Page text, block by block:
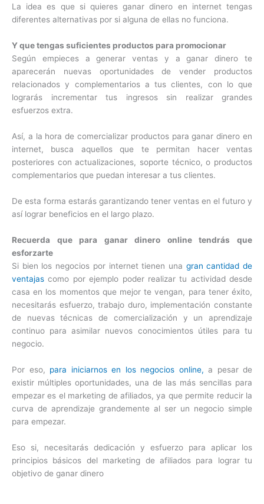
La idea es que si quieres ganar dinero en internet tengas
diferentes alternativas por si alguna de ellas no funciona.
Y que tengas suficientes productos para promocionar
Según empieces a generar ventas y a ganar dinero te
aparecerán nuevas oportunidades de vender productos
relacionados y complementarios a tus clientes, con lo que
lograrás incrementar tus ingresos sin realizar grandes
esfuerzos extra.
Así, a la hora de comercializar productos para ganar dinero en
internet, busca aquellos que te permitan hacer ventas
posteriores con actualizaciones, soporte técnico, o productos
complementarios que puedan interesar a tus clientes.
De esta forma estarás garantizando tener ventas en el futuro y
así lograr beneficios en el largo plazo.
Recuerda que para ganar dinero online tendrás que
esforzarte
Si bien los negocios por internet tienen una gran cantidad de
ventajas como por ejemplo poder realizar tu actividad desde
casa en los momentos que mejor te vengan, para tener éxito,
necesitarás esfuerzo, trabajo duro, implementación constante
de nuevas técnicas de comercialización y un aprendizaje
continuo para asimilar nuevos conocimientos útiles para tu
negocio.
Por eso, para iniciarnos en los negocios online, a pesar de
existir múltiples oportunidades, una de las más sencillas para
empezar es el marketing de afiliados, ya que permite reducir la
curva de aprendizaje grandemente al ser un negocio simple
para empezar.
Eso si, necesitarás dedicación y esfuerzo para aplicar los
principios básicos del marketing de afiliados para lograr tu
objetivo de ganar dinero